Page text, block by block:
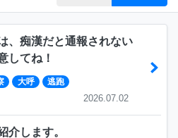
、痴漢だと通報されない
してね！
大呼 逃跑
2026.07.02
介します。